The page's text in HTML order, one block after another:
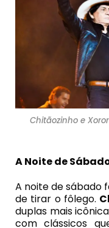
Chitãozinho e
A Noite de
A noite de sábado
de tirar o fôlego.
duplas mais
com clássicos